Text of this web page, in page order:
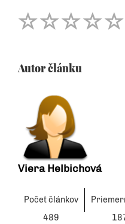
Autor článku
Viera Helbichová
Počet článkov
489